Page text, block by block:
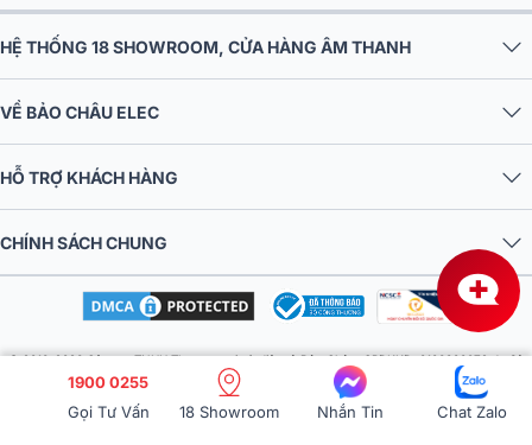
HỆ THỐNG 18 SHOWROOM, CỬA HÀNG ÂM THANH
VỀ BẢO CHÂU ELEC
HỖ TRỢ KHÁCH HÀNG
CHÍNH SÁCH CHUNG
© 2016-2026 Công ty TNHH Thương mại và điện tử Bảo Châu. GPDKKD: 0106303879 do Sở
KH & ĐT TP.HN cấp ngày 10/09/2013. Địa chỉ: Tầng 6, tòa nhà MD Complex, số 68 Nguyễn Cơ
Thạch, Phường Từ Liêm, Thành phố Hà Nội, Việt Nam. Điện thoại: 024 730 10 255. Email:
1900 0255
Gọi Tư Vấn
18 Showroom Nhắn Tin Chat Zalo